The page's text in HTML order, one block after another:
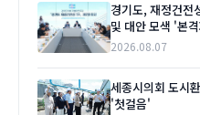
경기도, 재정건
및 대안 모색 '본
2026.08.07
세종시의회 도시
'첫걸음'